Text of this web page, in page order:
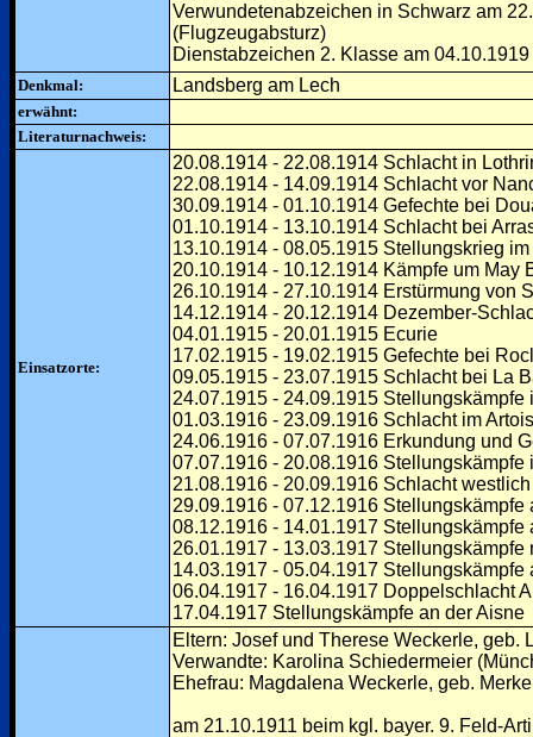
Verwundetenabzeichen in Schwarz am
(Flugzeugabsturz)
Dienstabzeichen 2. Klasse am 04.10.1919
Denkmal: Landsberg am Lech
erwähnt:
Literaturnachweis:
Einsatzorte:
20.08.1914 - 22.08.1914 Schlacht in
22.08.1914 - 14.09.1914 Schlacht vor
30.09.1914 - 01.10.1914 Gefechte bei
01.10.1914 - 13.10.1914 Schlacht bei
13.10.1914 - 08.05.1915 Stellungskrieg im
20.10.1914 - 10.12.1914 Kämpfe um May
26.10.1914 - 27.10.1914 Erstürmung von
14.12.1914 - 20.12.1914 Dezember-
04.01.1915 - 20.01.1915 Ecurie
17.02.1915 - 19.02.1915 Gefechte bei
09.05.1915 - 23.07.1915 Schlacht bei La
24.07.1915 - 24.09.1915 Stellungskämpfe
01.03.1916 - 23.09.1916 Schlacht im Artois
24.06.1916 - 07.07.1916 Erkundung und
07.07.1916 - 20.08.1916 Stellungskämpfe
21.08.1916 - 20.09.1916 Schlacht
29.09.1916 - 07.12.1916 Stellungskämpfe
08.12.1916 - 14.01.1917 Stellungskämpfe
26.01.1917 - 13.03.1917 Stellungskämpfe
14.03.1917 - 05.04.1917 Stellungskämpfe
06.04.1917 - 16.04.1917 Doppelschlacht
17.04.1917 Stellungskämpfe an der Aisne
Eltern: Josef und Therese Weckerle, geb.
Verwandte: Karolina Schiedermeier
Ehefrau: Magdalena Weckerle, geb.
am 21.10.1911 beim kgl. bayer. 9. Feld-